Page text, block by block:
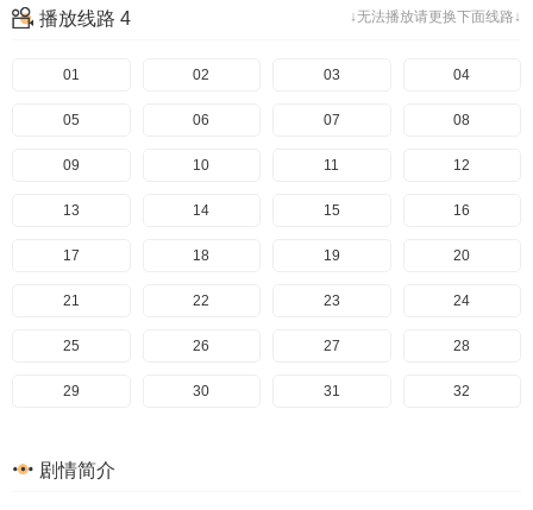
37
↓无法播放请更换下面线路↓
播放线路 4
01 02 03 04
05 06 07 08
09 10 11 12
13 14 15 16
17 18 19 20
21 22 23 24
25 26 27 28
29 30 31 32
37
剧情简介